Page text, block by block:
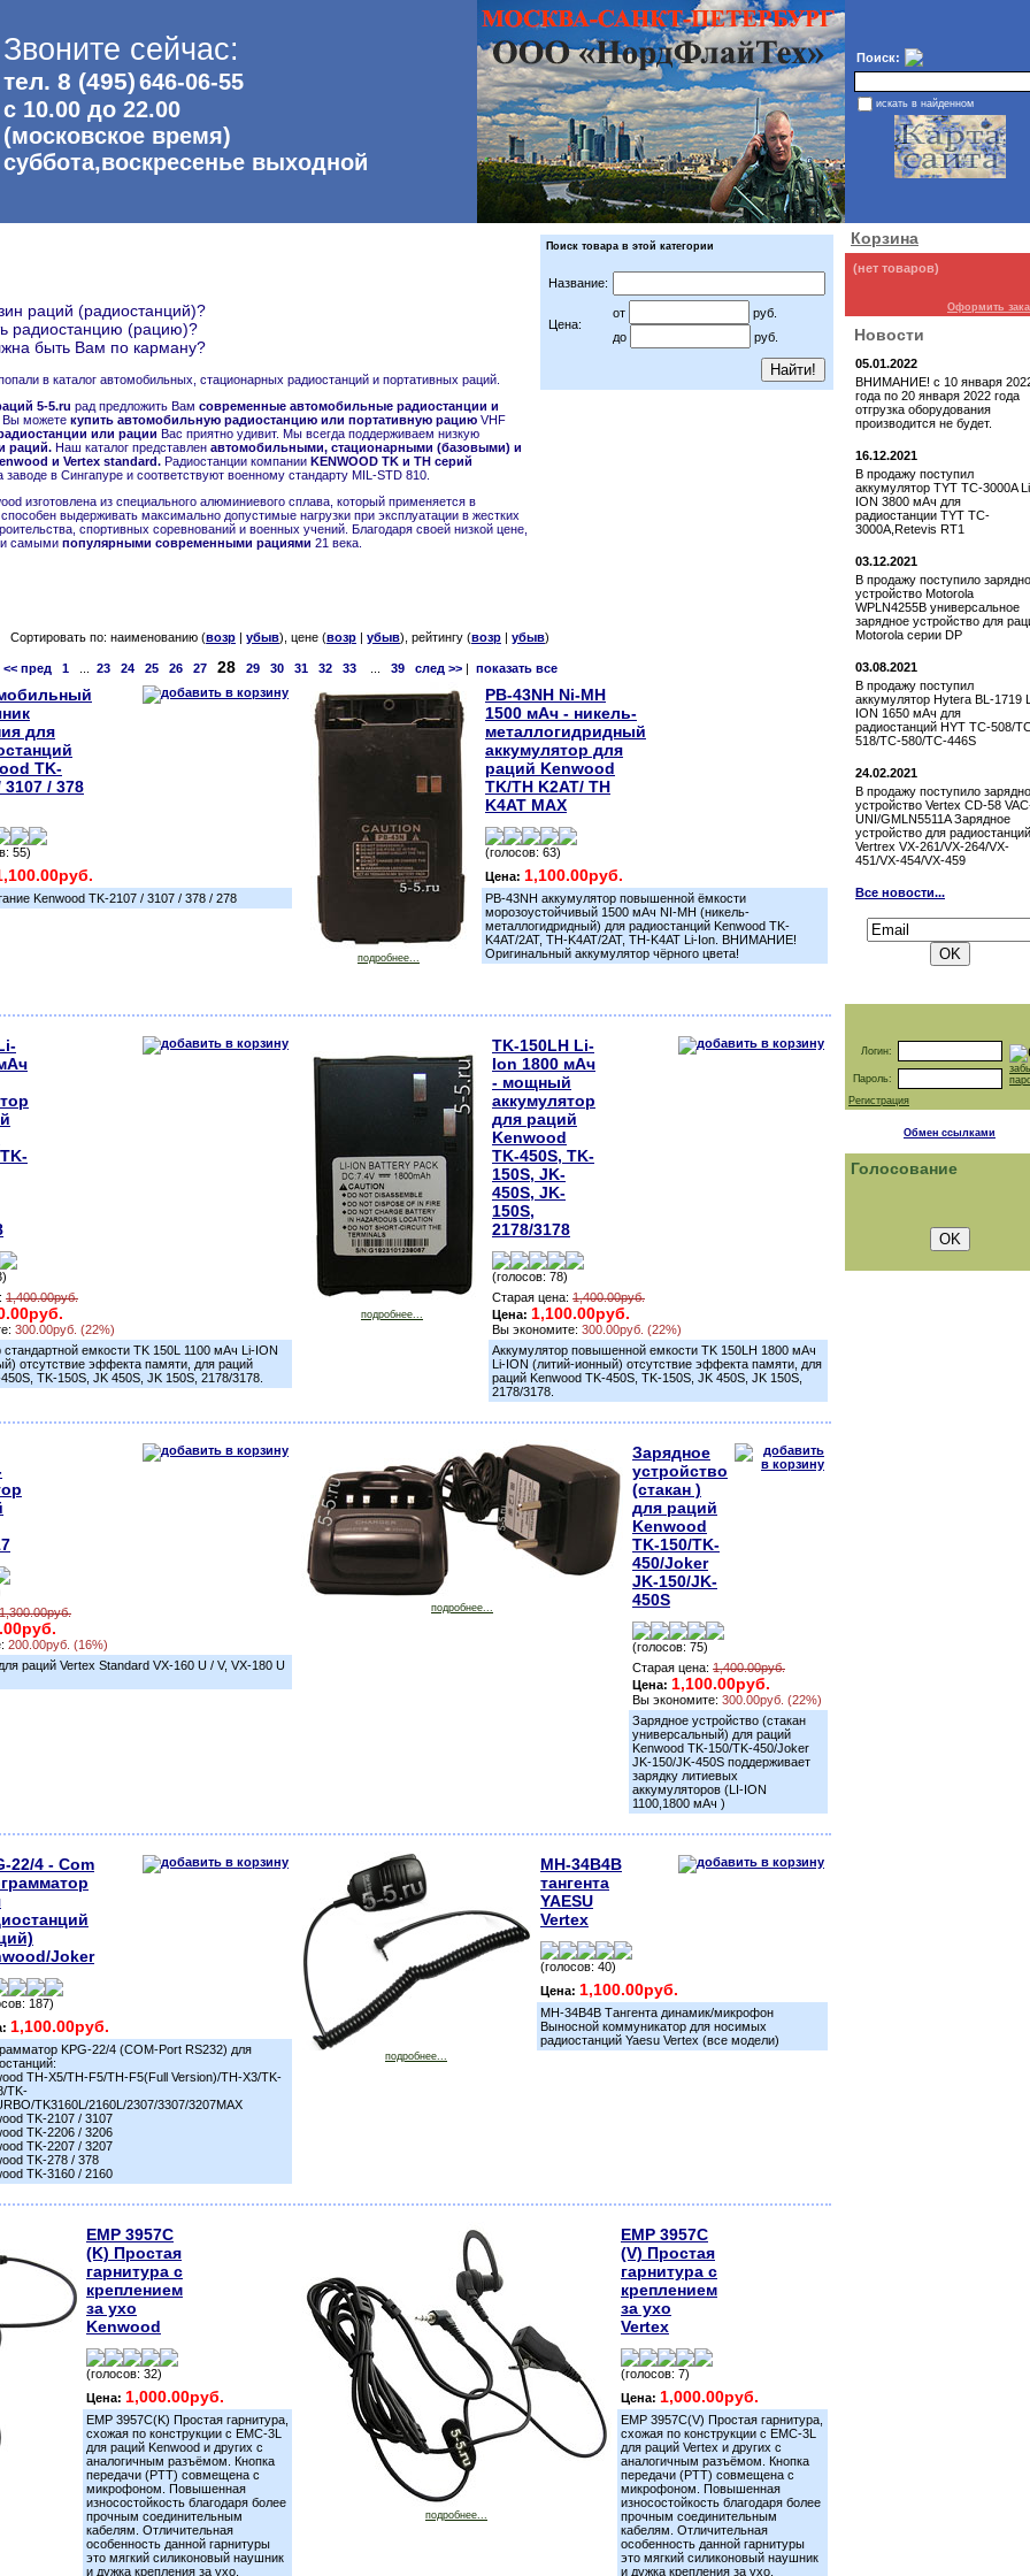
Звоните сейчас:
тел. 8 (495)646-06-55
с 10.00 до 22.00
(московское время)
суббота,воскресенье выходной
Поиск:
искать в найденном
Поиск товара в этой категории
Название:
Цена:
от
руб.
до
руб.
раций (радиостанций)?
радиостанцию (рацию)?
быть Вам по карману?
в каталог автомобильных, стационарных радиостанций и портативных раций.
5-5.ru рад предложить Вам современные автомобильные радиостанции и
Вы можете купить автомобильную радиостанцию или портативную рацию VHF
или рации Вас приятно удивит. Мы всегда поддерживаем низкую
раций. Наш каталог представлен автомобильными, стационарными (базовыми) и
и Vertex standard. Радиостанции компании KENWOOD TK и TH серий
в Сингапуре и соответствуют военному стандарту MIL-STD 810.
изготовлена из специального алюминиевого сплава, который применяется в
выдерживать максимально допустимые нагрузки при эксплуатации в жестких
спортивных соревнований и военных учений. Благодаря своей низкой цене,
самыми популярными современными рациями 21 века.
Сортировать по: наименованию (возр | убыв), цене (возр | убыв), рейтингу (возр | убыв)
<< пред 1... 23 24 25 26 27 28 29 30 31 32 33... 39 след >>| показать все
для
TK-
3107 / 378
55)
Kenwood TK-2107 / 3107 / 378 / 278
подробнее...
PB-43NH Ni-MH
1500 мАч - никель-
металлогидридный
аккумулятор для
раций Kenwood
TK/TH K2AT/ TH
K4AT MAX
(голосов: 63)
Цена: 1,100.00руб.
PB-43NH аккумулятор повышенной ёмкости
морозоустойчивый 1500 мАч NI-MH (никель-
металлогидридный) для радиостанций Kenwood TK-
K4AT/2AT, TH-K4AT/2AT, TH-K4AT Li-Ion. ВНИМАНИЕ!
Оригинальный аккумулятор чёрного цвета!
1,400.00руб.
300.00руб. (22%)
стандартной емкости TK 150L 1100 мАч Li-ION
отсутствие эффекта памяти, для раций
TK-150S, JK 450S, JK 150S, 2178/3178.
подробнее...
TK-150LH Li-
Ion 1800 мАч
- мощный
аккумулятор
для раций
Kenwood
TK-450S, TK-
150S, JK-
450S, JK-
150S,
2178/3178
(голосов: 78)
Старая цена: 1,400.00руб.
Цена: 1,100.00руб.
Вы экономите: 300.00руб. (22%)
Аккумулятор повышенной емкости TK 150LH 1800 мАч
Li-ION (литий-ионный) отсутствие эффекта памяти, для
раций Kenwood TK-450S, TK-150S, JK 450S, JK 150S,
2178/3178.
1,300.00руб.
200.00руб. (16%)
раций Vertex Standard VX-160 U / V, VX-180 U
подробнее...
Зарядное
устройство
(стакан )
для раций
Kenwood
TK-150/TK-
450/Joker
JK-150/JK-
450S
(голосов: 75)
Старая цена: 1,400.00руб.
Цена: 1,100.00руб.
Вы экономите: 300.00руб. (22%)
Зарядное устройство (стакан
универсальный) для раций
Kenwood TK-150/TK-450/Joker
JK-150/JK-450S поддерживает
зарядку литиевых
аккумуляторов (LI-ION
1100,1800 мАч )
22/4 - Com
Joker
187)
1,100.00руб.
KPG-22/4 (COM-Port RS232) для
TH-X5/TH-F5/TH-F5(Full Version)/TH-X3/TK-
TK-
TK3160L/2160L/2307/3307/3207MAX
TK-2107 / 3107
TK-2206 / 3206
TK-2207 / 3207
TK-278 / 378
TK-3160 / 2160
подробнее...
MH-34B4B
тангента
YAESU
Vertex
(голосов: 40)
Цена: 1,100.00руб.
MH-34B4B Тангента динамик/микрофон
Выносной коммуникатор для носимых
радиостанций Yaesu Vertex (все модели)
EMP 3957C
(K) Простая
гарнитура с
креплением
за ухо
Kenwood
(голосов: 32)
Цена: 1,000.00руб.
EMP 3957C(K) Простая гарнитура,
схожая по конструкции с ЕМС-3L
для раций Kenwood и других с
аналогичным разъёмом. Кнопка
передачи (PTT) совмещена с
микрофоном. Повышенная
износостойкость благодаря более
прочным соединительным
кабелям. Отличительная
особенность данной гарнитуры
это мягкий силиконовый наушник
и дужка крепления за ухо.
подробнее...
EMP 3957C
(V) Простая
гарнитура с
креплением
за ухо
Vertex
(голосов: 7)
Цена: 1,000.00руб.
EMP 3957C(V) Простая гарнитура,
схожая по конструкции с ЕМС-3L
для раций Vertex и других с
аналогичным разъёмом. Кнопка
передачи (PTT) совмещена с
микрофоном. Повышенная
износостойкость благодаря более
прочным соединительным
кабелям. Отличительная
особенность данной гарнитуры
это мягкий силиконовый наушник
и дужка крепления за ухо.
Корзина
(нет товаров)
Оформить
Новости
05.01.2022
ВНИМАНИЕ! с 10 января
года по 20 января 2022 года
отгрузка оборудования
производится не будет.
16.12.2021
В продажу поступил
аккумулятор TYT TC-3000A
ION 3800 мАч для
радиостанции TYT TC-
3000A,Retevis RT1
03.12.2021
В продажу поступило
устройство Motorola
WPLN4255B универсальное
зарядное устройство для
Motorola серии DP
03.08.2021
В продажу поступил
аккумулятор Hytera BL-1719
ION 1650 мАч для
радиостанций HYT TC-508/
518/TC-580/TC-446S
24.02.2021
В продажу поступило
устройство Vertex СD-58
UNI/GMLN5511A Зарядное
устройство для радиостанций
Vertrex VX-261/VX-264/VX-
451/VX-454/VX-459
Все новости...
Логин:
Пароль:
Регистрация
Обмен ссылками
Голосование